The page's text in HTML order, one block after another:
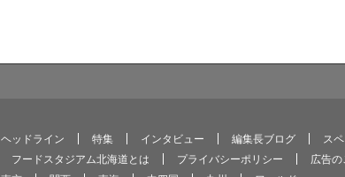
ヘッドライン 特集 インタビュー 編集長ブログ
ス
フードスタジアム北海道とは プライバシーポリシー 広告の